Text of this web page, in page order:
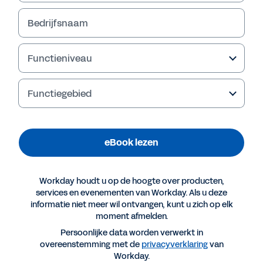
EBOOK
Bedrijfsnaam
Functieniveau
Functiegebied
eBook lezen
Workday houdt u op de hoogte over producten,
services en evenementen van Workday. Als u deze
informatie niet meer wil ontvangen, kunt u zich op elk
moment afmelden.
Persoonlijke data worden verwerkt in
overeenstemming met de privacyverklaringvan
Workday.